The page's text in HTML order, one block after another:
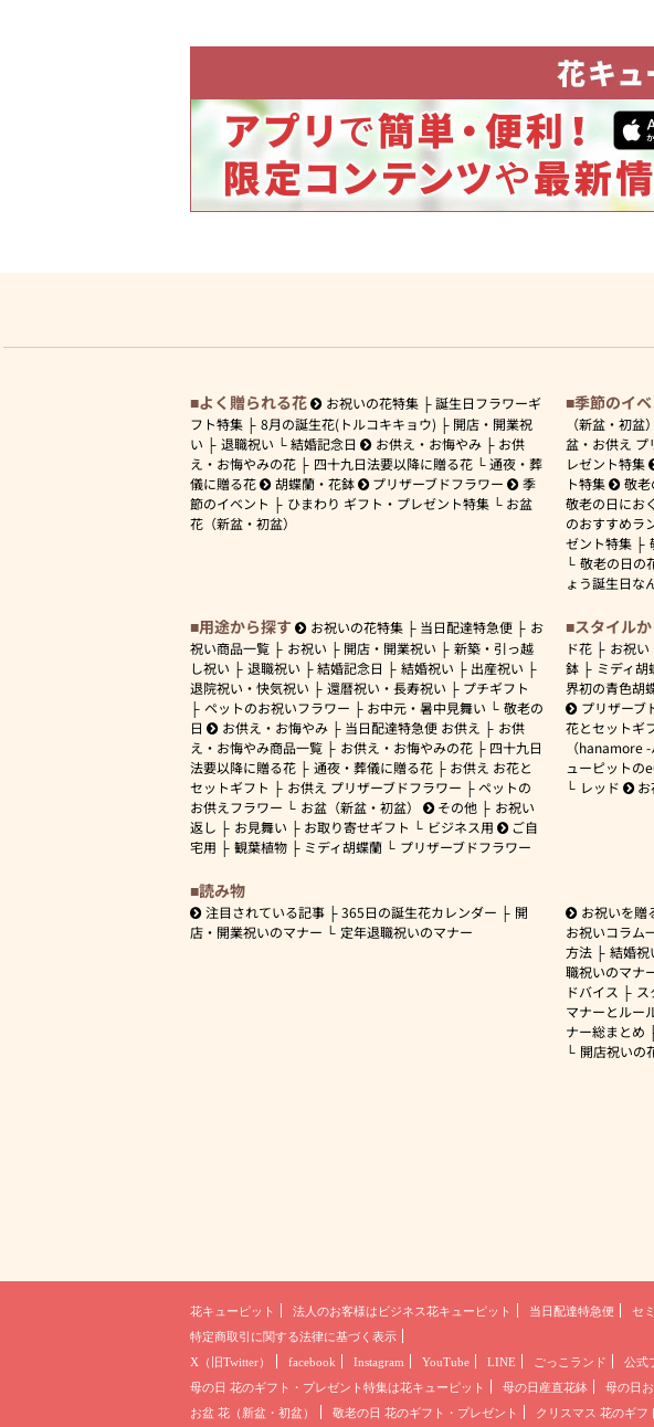
よく贈られる花 お祝いの花特集
誕生日フラワーギ
フト特集
8月の誕生花(トルコキキョウ)
開店・開業祝
い
退職祝い 結婚記念日 お供え・お悔やみ
お供
え・お悔やみの花
四十九日法要以降に贈る花
通夜・葬
儀に贈る花
胡蝶蘭・花鉢 プリザーブドフラワー
季
節のイベント
ひまわり ギフト・プレゼント特集
お盆
花（新盆・初盆）
季節のイ
（新盆・初盆）
盆・お供え プ
レゼント特集
ト特集
敬老
敬老の日にお
のおすすめラ
ゼント特集
敬老の日の
ょう誕生日な
用途から探す お祝いの花特集 当日配達特急便
お
祝い商品一覧
お祝い 開店・開業祝い
新築・引っ越
し祝い
退職祝い 結婚記念日 結婚祝い
出産祝い
退院祝い・快気祝い
還暦祝い・長寿祝い
プチギフト
ペットのお祝いフラワー
お中元・暑中見舞い
敬老の
日
お供え・お悔やみ 当日配達特急便 お供え
お供
え・お悔やみ商品一覧
お供え・お悔やみの花
四十九日
法要以降に贈る花
通夜・葬儀に贈る花
お供え お花と
セットギフト
お供え プリザーブドフラワー
ペットの
お供えフラワー
お盆（新盆・初盆） その他
お祝い
返し
お見舞い お取り寄せギフト ビジネス用
ご自
宅用
観葉植物 ミディ胡蝶蘭 プリザーブドフラワー
スタイル
ド花
お祝い
鉢
ミディ胡
界初の青色胡
プリザーブ
花とセットギ
（hanamore -
ューピットの
レッド
読み物
注目されている記事 365日の誕生花カレンダー
開
店・開業祝いのマナー
定年退職祝いのマナー
お祝いを贈
お祝いコラム
方法
結婚祝
職祝いのマナ
ドバイス
マナーとルー
ナー総まとめ
開店祝いの
花キューピット 法人のお客様は ビジネス花キューピット 当日配達特急便 セ
特定商取引に関する法律に基づく表示
X（旧Twitter）
facebook Instagram YouTube LINE ごっこランド
公式
母の日 花のギフト・プレゼント 特集は花キューピット 母の日産直花鉢 母の日
お盆 花（新盆・初盆）
敬老の日 花のギフト・プレゼント クリスマス 花のギフ